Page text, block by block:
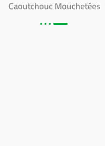
Caoutchouc Mouchetées